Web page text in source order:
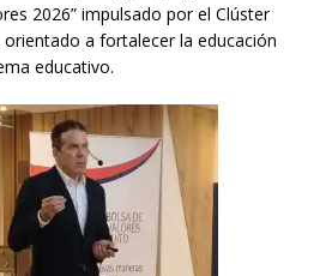
2026” impulsado por el Clúster
orientado a fortalecer la educación
educativo.